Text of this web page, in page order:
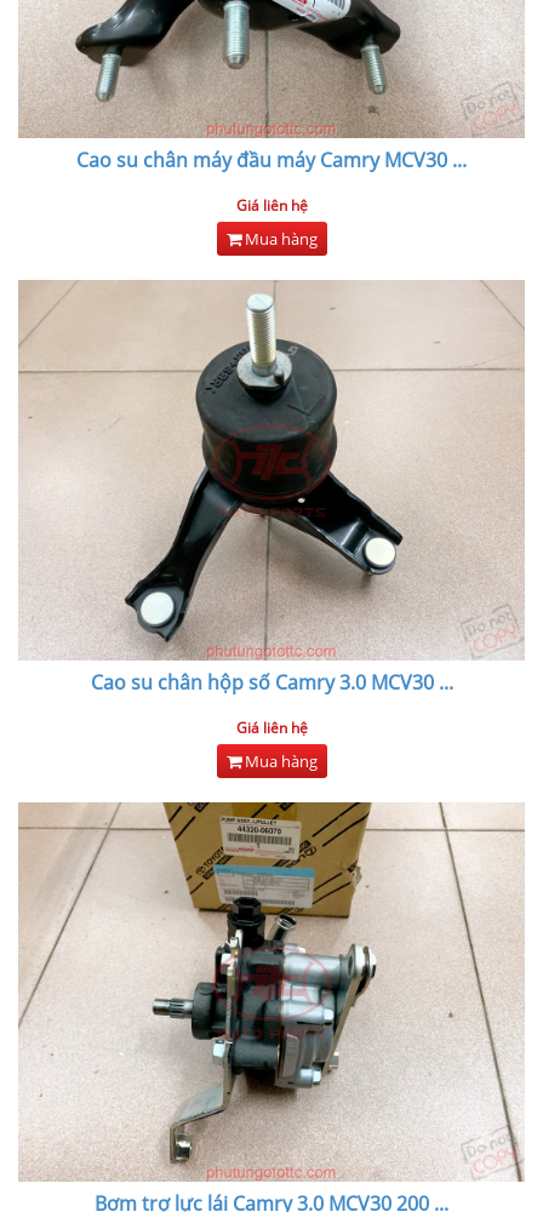
Cao su chân máy đầu máy Camry MCV30 ...
Giá liên hệ
Mua hàng
Cao su chân hộp số Camry 3.0 MCV30 ...
Giá liên hệ
Mua hàng
Bơm trợ lực lái Camry 3.0 MCV30 200 ...